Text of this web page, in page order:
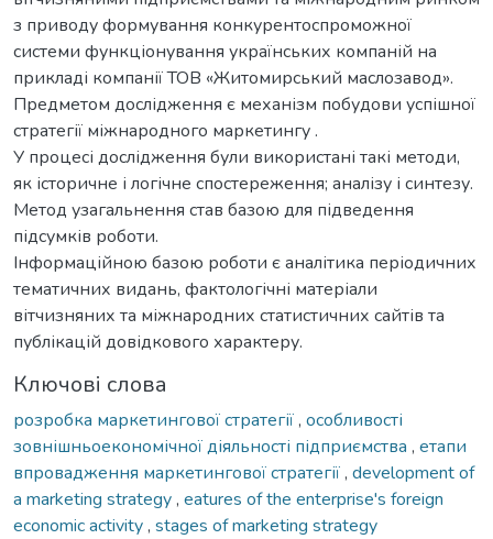
з приводу формування конкурентоспроможної
системи функціонування українських компаній на
прикладі компанії ТОВ «Житомирський маслозавод».
Предметом дослідження є механізм побудови успішної
стратегії міжнародного маркетингу .
У процесі дослідження були використані такі методи,
як історичне і логічне спостереження; аналізу і синтезу.
Метод узагальнення став базою для підведення
підсумків роботи.
Інформаційною базою роботи є аналітика періодичних
тематичних видань, фактологічні матеріали
вітчизняних та міжнародних статистичних сайтів та
публікацій довідкового характеру.
Ключові слова
розробка маркетингової стратегії, особливості
зовнішньоекономічної діяльності підприємства , етапи
впровадження маркетингової стратегії, development of
a marketing strategy, eatures of the enterprise's foreign
economic activity, stages of marketing strategy